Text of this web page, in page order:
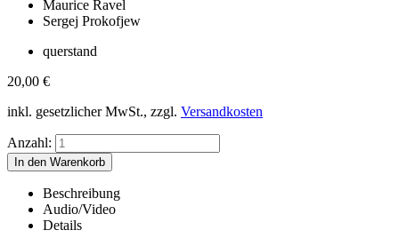
Maurice Ravel
Sergej Prokofjew
querstand
20,00 €
inkl. gesetzlicher MwSt., zzgl. Versandkosten
Anzahl:
Beschreibung
Audio/Video
Details